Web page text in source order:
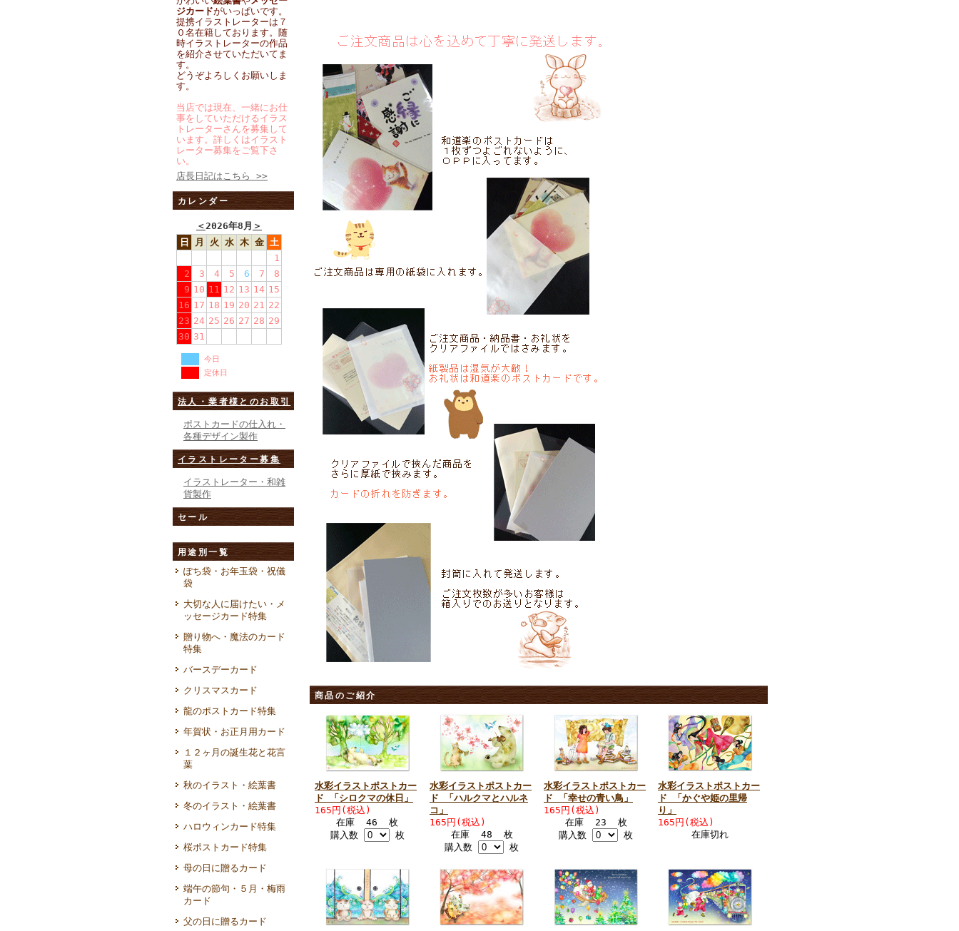
ジカードがいっぱいです。
提携イラストレーターは７
０名在籍しております。随
時イラストレーターの作品
を紹介させていただいてま
す。
どうぞよろしくお願いしま
す。
当店では現在、一緒にお仕
事をしていただけるイラス
トレーターさんを募集して
います。詳しくはイラスト
レーター募集をご覧下さ
い。
店長日記はこちら >>
カレンダー
＜2026年8月 ＞
日
月 火 水 木 金 土
1
2
3 4 5 6 7
8
9 10 11 12 13 14 15
16 17 18 19 20 21 22
23 24 25 26 27 28 29
30 31
今日
定休日
法人・業者様とのお取引
ポストカードの仕入れ・
各種デザイン製作
イラストレーター募集
イラストレーター・和雑
貨製作
セール
用途別一覧
ぽち袋・お年玉袋・祝儀
袋
大切な人に届けたい・メ
ッセージカード特集
贈り物へ・魔法のカード
特集
バースデーカード
クリスマスカード
龍のポストカード特集
年賀状・お正月用カード
１２ヶ月の誕生花と花言
葉
秋のイラスト・絵葉書
冬のイラスト・絵葉書
ハロウィンカード特集
桜ポストカード特集
母の日に贈るカード
端午の節句・５月・梅雨
カード
父の日に贈るカード
商品のご紹介
水彩イラストポストカー
ド 「シロクマの休日」
165円(税込)
在庫 46 枚
購入数
枚
水彩イラストポストカー
ド 「ハルクマとハルネ
コ」
165円(税込)
在庫 48 枚
購入数
枚
水彩イラストポストカー
ド 「幸せの青い鳥」
165円(税込)
在庫 23 枚
購入数
枚
水彩イラストポストカー
ド 「かぐや姫の里帰
り」
165円(税込)
在庫切れ